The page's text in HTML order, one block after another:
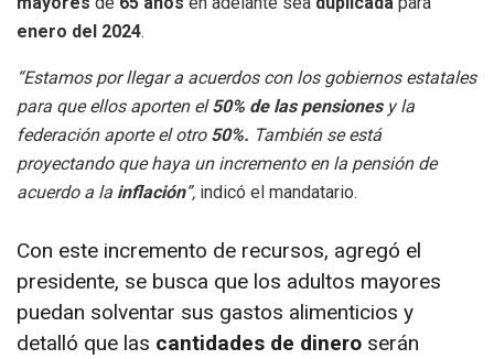
enero del 2024.
“Estamos por llegar a acuerdos con los gobiernos estatales
para que ellos aporten el50% de las pensionesy la
federación aporte el otro 50%. También se está
proyectando que haya un incremento en la pensión de
acuerdo a la inflación”, indicó el mandatario.
Con este incremento de recursos, agregó el
presidente, se busca que los adultos mayores
puedan solventar sus gastos alimenticios y
detalló que las cantidades de dinero serán